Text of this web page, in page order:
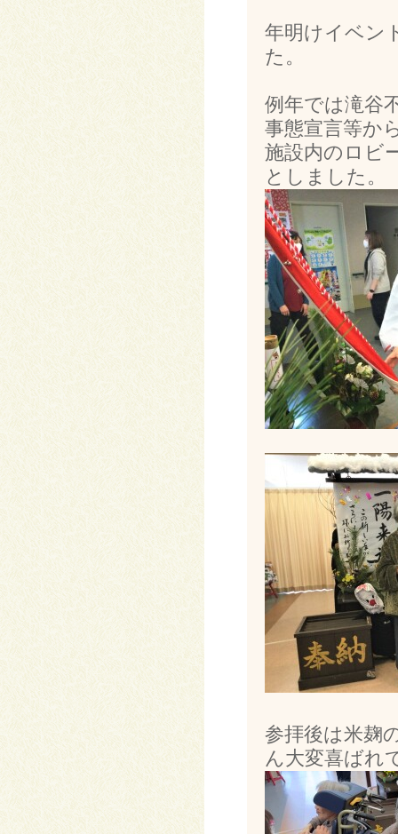
年明けイベン
た。
例年では滝谷
事態宣言等か
施設内のロビ
としました。
参拝後は米麹
ん大変喜ばれ